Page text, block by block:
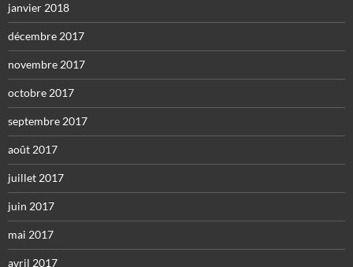
janvier 2018
décembre 2017
novembre 2017
octobre 2017
septembre 2017
août 2017
juillet 2017
juin 2017
mai 2017
avril 2017